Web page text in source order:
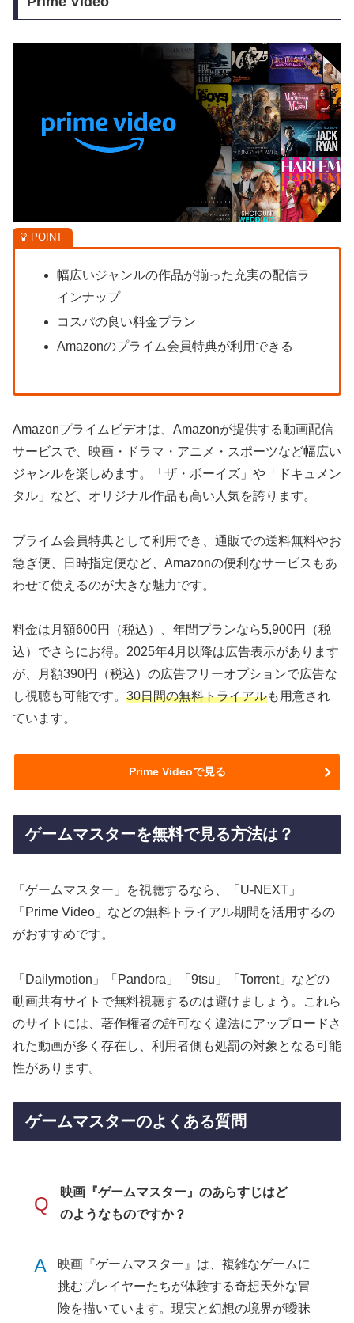
幅広いジャンルの作品が揃った充実の配信ラ
インナップ
コスパの良い料金プラン
Amazonのプライム会員特典が利用できる
Amazonプライムビデオは、Amazonが提供する動画配信
サービスで、映画・ドラマ・アニメ・スポーツなど幅広い
ジャンルを楽しめます。「ザ・ボーイズ」や「ドキュメン
タル」など、オリジナル作品も高い人気を誇ります。
プライム会員特典として利用でき、通販での送料無料やお
急ぎ便、日時指定便など、Amazonの便利なサービスもあ
わせて使えるのが大きな魅力です。
料金は月額600円（税込）、年間プランなら5,900円（税
込）でさらにお得。2025年4月以降は広告表示があります
が、月額390円（税込）の広告フリーオプションで広告な
し視聴も可能です。 30日間の無料トライアルも用意され
ています。
Prime Videoで見る
ゲームマスターを無料で見る方法は？
「ゲームマスター」を視聴するなら、「U-NEXT」
「Prime Video」などの無料トライアル期間を活用するの
がおすすめです。
「Dailymotion」「Pandora」「9tsu」「Torrent」などの
動画共有サイトで無料視聴するのは避けましょう。これら
のサイトには、著作権者の許可なく違法にアップロードさ
れた動画が多く存在し、利用者側も処罰の対象となる可能
性があります。
ゲームマスターのよくある質問
Q
映画『ゲームマスター』のあらすじはど
のようなものですか？
A
映画『ゲームマスター』は、複雑なゲームに
挑むプレイヤーたちが体験する奇想天外な冒
険を描いています。現実と幻想の境界が曖昧